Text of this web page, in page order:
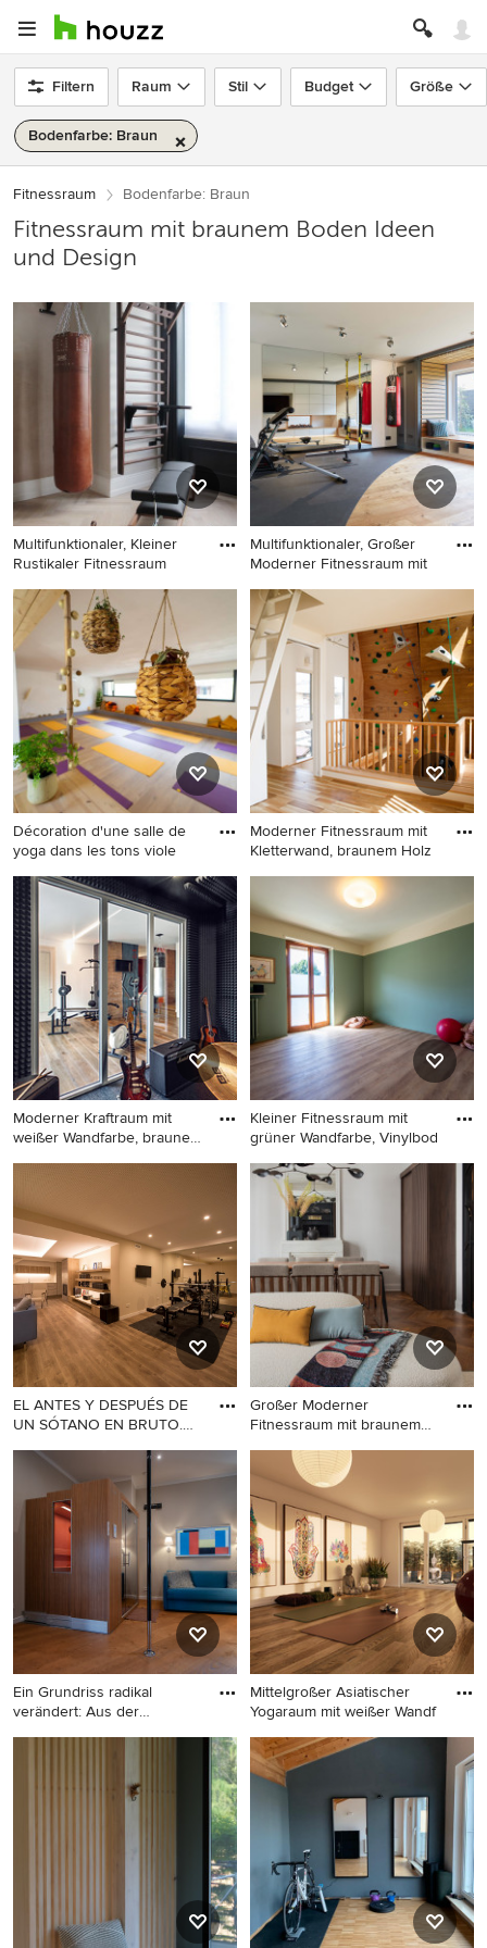
Filtern Raum Stil Budget Größe
Bodenfarbe: Braun
Fitnessraum Bodenfarbe: Braun
Fitnessraum mit braunem Boden Ideen
und Design
Multifunktionaler, Kleiner
Rustikaler Fitnessraum
Multifunktionaler, Kleiner
Rustikaler Fitnessraum mit
hellem Holzboden und
braunem Boden in Sonstige
Multifunktionaler, Großer
Moderner Fitnessraum mit
Multifunktionaler, Großer
Moderner Fitnessraum mit
weißer Wandfarbe, braunem
Holzboden und braunem
Boden in Frankfurt am Main
Décoration d'une salle de
yoga dans les tons viole
Mittelgroßer Yogaraum mit
weißer Wandfarbe, hellem
Holzboden und braunem
Boden in Grenoble
Moderner Fitnessraum mit
Kletterwand, braunem Holz
Moderner Fitnessraum mit
Kletterwand, braunem
Holzboden und braunem
Boden in Kyoto
Moderner Kraftraum mit
weißer Wandfarbe, braunem
Moderner Kraftraum mit
Holzboden und braunem
Boden in Venedig
Kleiner Fitnessraum mit
grüner Wandfarbe, Vinylbod
Kleiner Fitnessraum mit
grüner Wandfarbe,
Vinylboden und braunem
Boden in Turin
EL ANTES Y DESPUÉS DE
UN SÓTANO EN BRUTO.
Multifunktionaler, Großer
Moderner Fitnessraum mit
braunem Boden in Sonstige
Großer Moderner
Fitnessraum mit braunem
Großer Moderner
Fitnessraum mit braunem
Boden in Paris
Ein Grundriss radikal
verändert: Aus der
Multifunktionaler,
Fitnessraum mit braunem
Mittelgroßer Asiatischer
Yogaraum mit weißer Wandf
Mittelgroßer Asiatischer
Yogaraum mit weißer
Wandfarbe, braunem
Holzboden und braunem
Boden in Stuttgart